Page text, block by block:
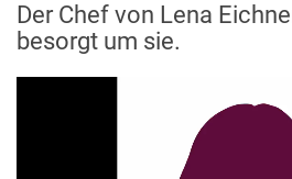
Der Chef von Lena
besorgt um sie.